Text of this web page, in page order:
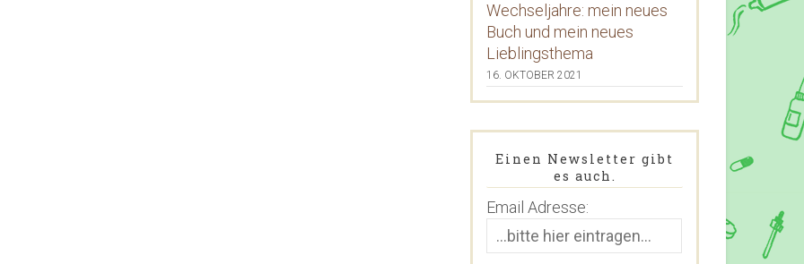
Wechseljahre: mein neues
Buch und mein neues
Lieblingsthema
16. OKTOBER 2021
Einen Newsletter gibt
es auch.
Email Adresse: